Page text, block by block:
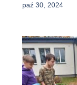
paź 30, 2024